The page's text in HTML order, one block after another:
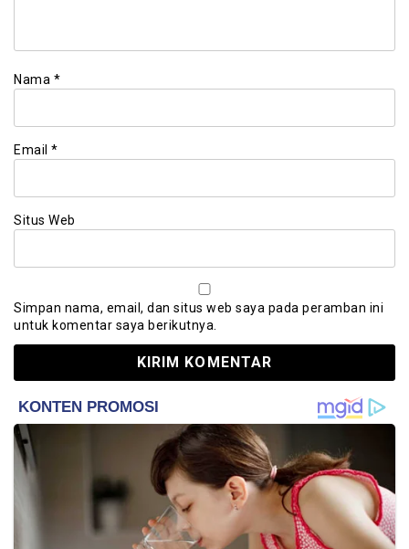
Nama *
Email *
Situs Web
Simpan nama, email, dan situs web saya pada peramban ini
untuk komentar saya berikutnya.